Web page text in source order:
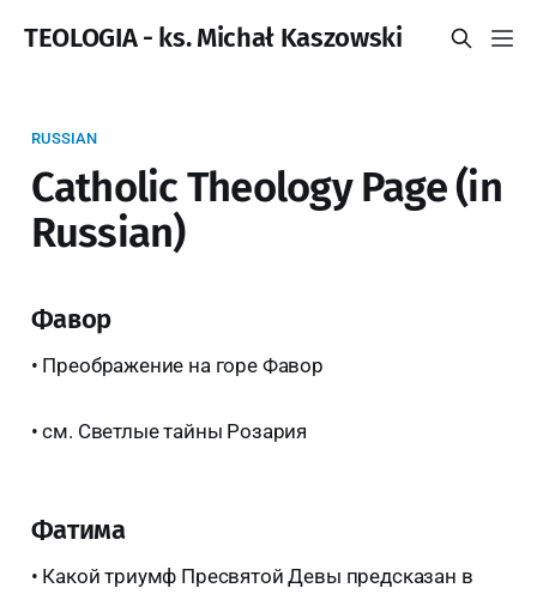
TEOLOGIA - ks. Michał Kaszowski
RUSSIAN
Catholic Theology Page (in
Russian)
Фавор
• Преображение на горе Фавор
• см. Светлые тайны Розария
Фатима
• Какой триумф Пресвятой Девы предсказан в